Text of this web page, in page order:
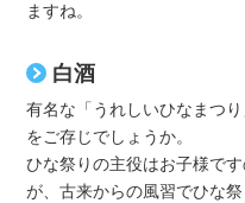
ますね。
白酒
有名な「うれしいひなまつ
をご存じでしょうか。
ひな祭りの主役はお子様で
が、古来からの風習でひな